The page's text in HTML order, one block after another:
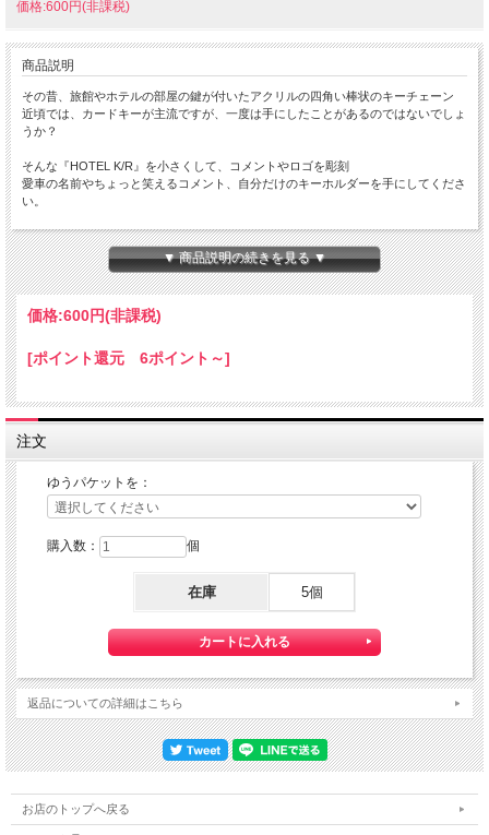
価格:600円(非課税)
商品説明
その昔、旅館やホテルの部屋の鍵が付いたアクリルの四角い棒状のキーチェーン
近頃では、カードキーが主流ですが、一度は手にしたことがあるのではないでしょ
うか？
そんな『HOTEL K/R』を小さくして、コメントやロゴを彫刻
愛車の名前やちょっと笑えるコメント、自分だけのキーホルダーを手にしてくださ
い。
ちょっと小さな 『Mini HOTEL K/R』 です。
本体サイズ：１０×１４×８０ｍｍ
★コチラの商品は 『ゆうパケット』配送可能な商品になります。
ご利用の際の配送費は、全国一律『２５０円』になります。
ゆうパケット配送をご希望されるお客様は下記のゆうパケットにつきましての説明
ゆうパケット配送をご選択ください。
【送料】全国一律料金でお届けします。
『ゆうパケット』は通常の宅配便と異なり直接ポストへ投函するお届け方法です。
宅配便のように受領印やサインのやり取りが無く、ご不在時であってもお受け取り
いただけます。
また、沖縄等の離島区域の場合でも別途送料が掛かりません。
ゆうパケットをご選択いただいたお客様へは、商品配送後 「お問い合わせ番号」
▼ 商品説明の続きを見る ▼
価格:600円(非課税)
[ポイント還元 6ポイント～]
注文
ゆうパケットを：
購入数： 個
在庫 5個
返品についての詳細はこちら
お店のトップへ戻る